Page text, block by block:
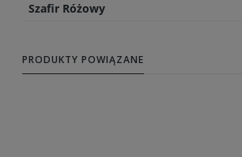
Szafir Różowy
PRODUKTY POWIĄZANE